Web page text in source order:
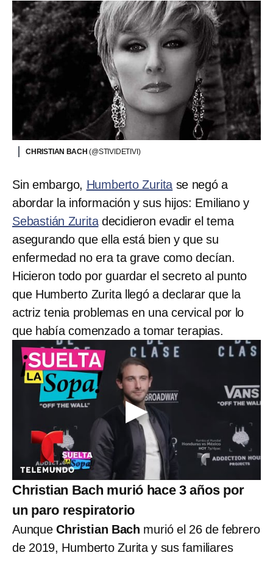
CHRISTIAN BACH(@STIVIDETIVI)
Sin embargo, Humberto Zurita se negó a
abordar la información y sus hijos: Emiliano y
Sebastián Zuritadecidieron evadir el tema
asegurando que ella está bien y que su
enfermedad no era ta grave como decían.
Hicieron todo por guardar el secreto al punto
que Humberto Zurita llegó a declarar que la
actriz tenia problemas en una cervical por lo
que había comenzado a tomar terapias.
Christian Bach murió hace 3 años por
un paro respiratorio
AunqueChristian Bach murió el 26 de febrero
de 2019, Humberto Zurita y sus familiares